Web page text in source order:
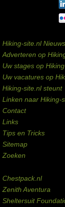
Hiking-site.nl
Adverteren op
Uw stages op
Uw vacatures op
Hiking-site.nl steunt
Linken naar Hiking-
Contact
Links
Tips en Tricks
Sitemap
Zoeken
Chestpack.nl
Zenith Aventura
Sheltersuit